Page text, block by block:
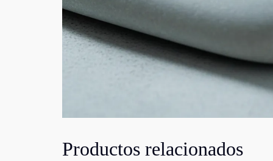
Productos relacionados